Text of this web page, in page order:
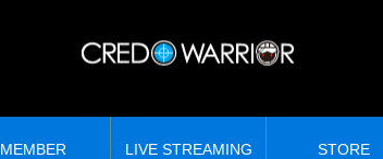
MEMBER LIVE STREAMING STORE